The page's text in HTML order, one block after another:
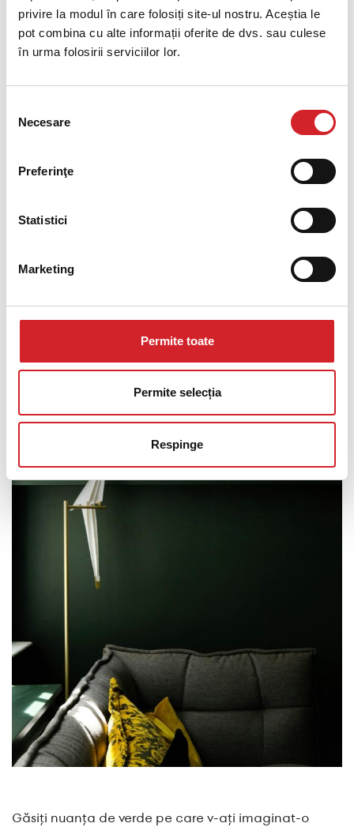
privire la modul în care folosiți site-ul nostru. Aceștia le
pot combina cu alte informații oferite de dvs. sau culese
în urma folosirii serviciilor lor.
consimțământului
Necesare
Preferinţe
Statistici
Marketing
Permite toate
Permite selecția
Respinge
Găsiți nuanța de verde pe care v-ați imaginat-o